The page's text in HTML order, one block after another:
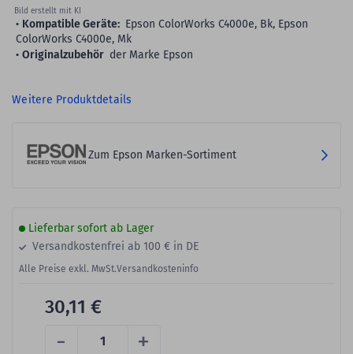
Bild erstellt mit KI
Kompatible Geräte: Epson ColorWorks C4000e, Bk, Epson
ColorWorks C4000e, Mk
Originalzubehör der Marke Epson
Weitere Produktdetails
Zum Epson Marken-Sortiment
Lieferbar sofort ab Lager
Versandkostenfrei ab 100 € in DE
Alle Preise exkl. MwSt.Versandkosteninfo
- +
30,11 €